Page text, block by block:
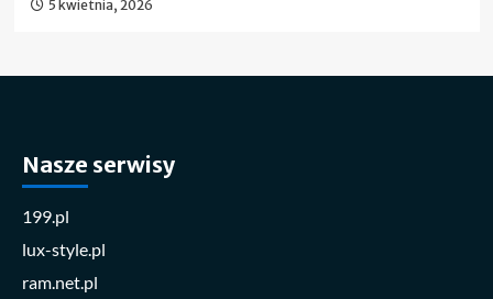
5 kwietnia, 2026
Nasze serwisy
199.pl
lux-style.pl
ram.net.pl